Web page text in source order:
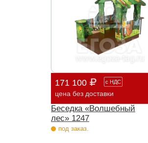
171 100 с НДС
цена без доставки
Беседка «Волшебный
лес» 1247
под заказ.